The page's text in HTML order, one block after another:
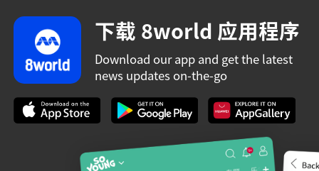
下载 8world 应用程序
Download our app and get the latest
news updates on-the-go